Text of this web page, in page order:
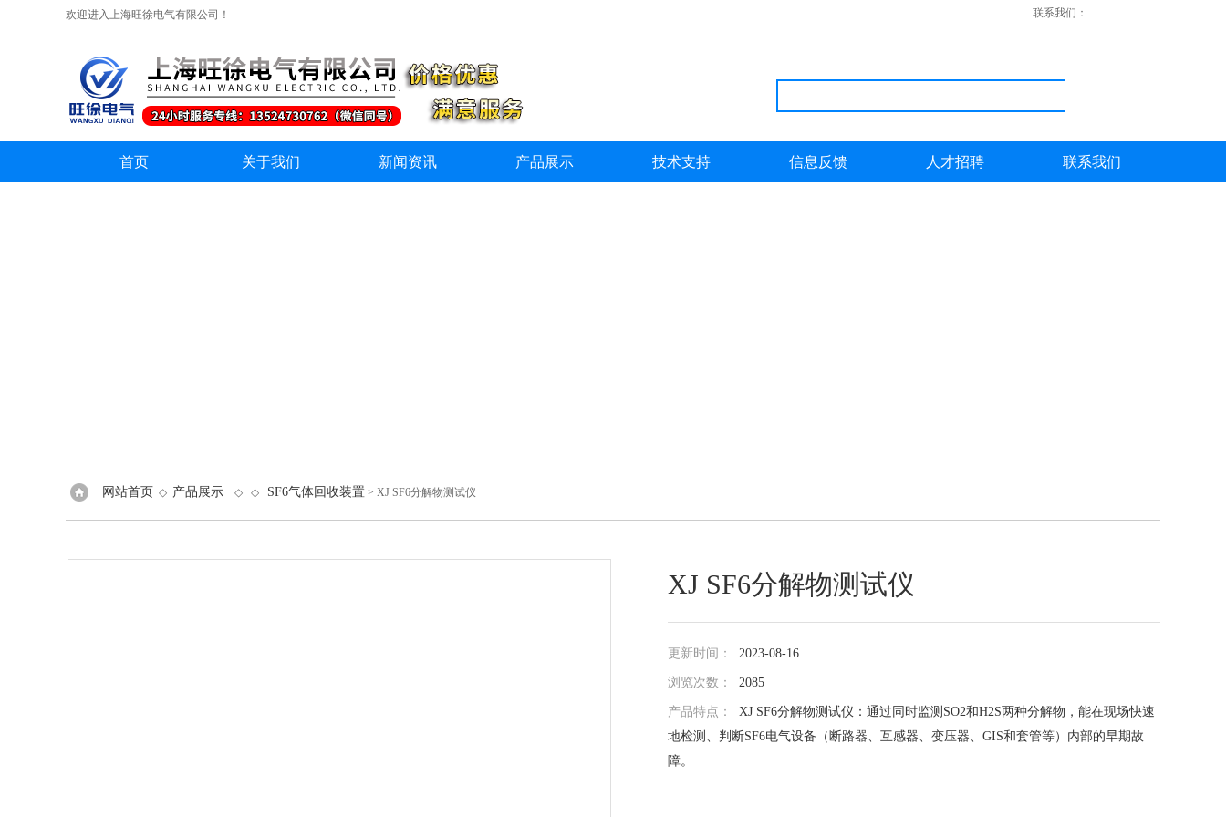
欢迎进入上海旺徐电气有限公司！ 联系我们：
首页 关于我们 新闻资讯 产品展示 技术支持 信息反馈 人才招聘 联系我们
网站首页 ◇ 产品展示 ◇ ◇ SF6气体回收装置 > XJ SF6分解物测试仪
XJ SF6分解物测试仪
更新时间： 2023-08-16
浏览次数： 2085
产品特点： XJ SF6分解物测试仪：通过同时监测SO2和H2S两种分解物，能在现场快速
地检测、判断SF6电气设备（断路器、互感器、变压器、GIS和套管等）内部的早期故
障。